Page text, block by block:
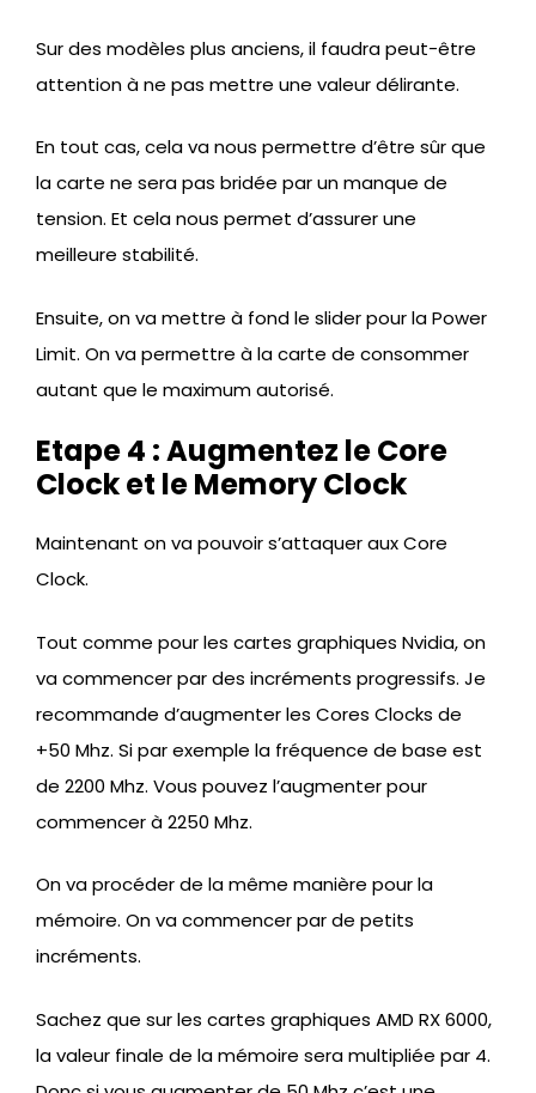
Sur des modèles plus anciens, il faudra peut-être
attention à ne pas mettre une valeur délirante.
En tout cas, cela va nous permettre d’être sûr que
la carte ne sera pas bridée par un manque de
tension. Et cela nous permet d’assurer une
meilleure stabilité.
Ensuite, on va mettre à fond le slider pour la Power
Limit. On va permettre à la carte de consommer
autant que le maximum autorisé.
Etape 4 : Augmentez le Core
Clock et le Memory Clock
Maintenant on va pouvoir s’attaquer aux Core
Clock.
Tout comme pour les cartes graphiques Nvidia, on
va commencer par des incréments progressifs. Je
recommande d’augmenter les Cores Clocks de
+50 Mhz. Si par exemple la fréquence de base est
de 2200 Mhz. Vous pouvez l’augmenter pour
commencer à 2250 Mhz.
On va procéder de la même manière pour la
mémoire. On va commencer par de petits
incréments.
Sachez que sur les cartes graphiques AMD RX 6000,
la valeur finale de la mémoire sera multipliée par 4.